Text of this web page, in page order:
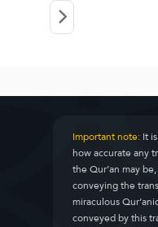
Important note:It
how accurate any
the Qur’an may
conveying the
miraculous
conveyed by this